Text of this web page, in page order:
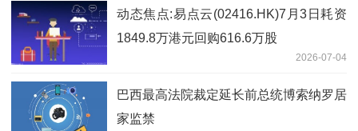
动态焦点:易点云(02416.HK)7月3日耗资
1849.8万港元回购616.6万股
2026-07-04
巴西最高法院裁定延长前总统博索纳罗居
家监禁